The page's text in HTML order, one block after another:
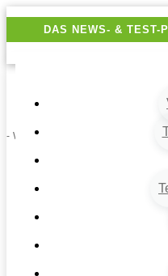
DAS NEWS- & TEST-
- Werbung -